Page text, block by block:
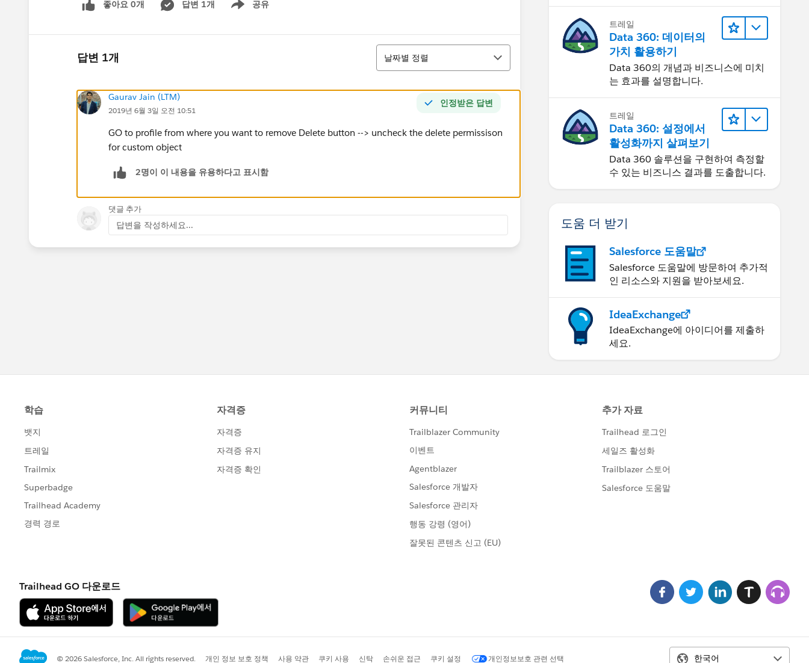
좋아요 0개 답변 1개 공유
Show menu
답변 1개
정렬
날짜별 정렬
인정받은 답변
Gaurav Jain (LTM)
2019년 6월 3일 오전 10:51
GO to profile from where you want to remove Delete button --> uncheck the delete permissison
for custom object
2명이 이 내용을 유용하다고 표시함
댓글 추가
답변을 작성하세요...
트레일
Data 360: 데이터의
가치 활용하기
Data 360의 개념과 비즈니스에 미치
는 효과를 설명합니다.
트레일
Data 360: 설정에서
활성화까지 살펴보기
Data 360 솔루션을 구현하여 측정할
수 있는 비즈니스 결과를 도출합니다.
도움 더 받기
Salesforce 도움말
Salesforce 도움말에 방문하여 추가적
인 리소스와 지원을 받아보세요.
IdeaExchange
IdeaExchange에 아이디어를 제출하
세요.